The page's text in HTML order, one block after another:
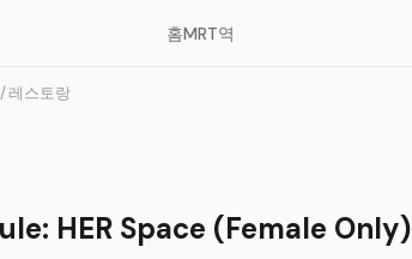
홈MRT역
/레스토랑
HER Space (Female Only)